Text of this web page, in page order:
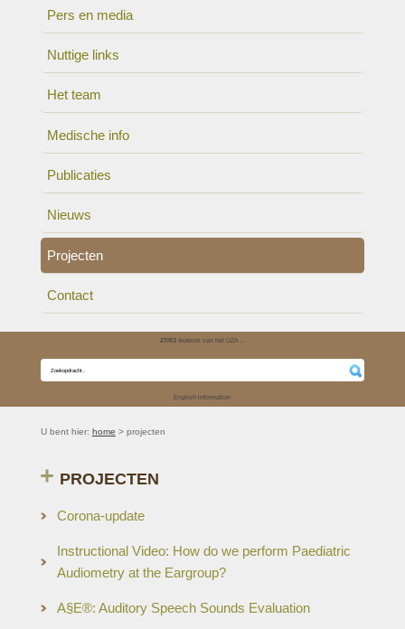
Pers en media
Nuttige links
Het team
Medische info
Publicaties
Nieuws
Projecten
Contact
27/03 Auteurs van het UZA ..
English information
U bent hier: home > projecten
PROJECTEN
Corona-update
Instructional Video: How do we perform Paediatric
Audiometry at the Eargroup?
A§E®: Auditory Speech Sounds Evaluation